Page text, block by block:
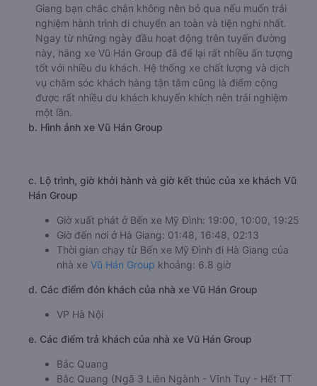
Giang bạn chắc chắn không nên bỏ qua nếu muốn trải
nghiệm hành trình di chuyển an toàn và tiện nghi nhất.
Ngay từ những ngày đầu hoạt động trên tuyến đường
này, hãng xe Vũ Hán Group đã để lại rất nhiều ấn tượng
tốt với nhiều du khách. Hệ thống xe chất lượng và dịch
vụ chăm sóc khách hàng tận tâm cũng là điểm cộng
được rất nhiều du khách khuyến khích nên trải nghiệm
một lần.
b. Hình ảnh xe Vũ Hán Group
c. Lộ trình, giờ khởi hành và giờ kết thúc của xe khách Vũ
Hán Group
Giờ xuất phát ở Bến xe Mỹ Đình: 19:00, 10:00, 19:25
Giờ đến nơi ở Hà Giang: 01:48, 16:48, 02:13
Thời gian chạy từ Bến xe Mỹ Đình đi Hà Giang của
nhà xe Vũ Hán Group khoảng: 6.8 giờ
d. Các điểm đón khách của nhà xe Vũ Hán Group
VP Hà Nội
e. Các điểm trả khách của nhà xe Vũ Hán Group
Bắc Quang
Bắc Quang (Ngã 3 Liên Ngành - Vĩnh Tuy - Hết TT